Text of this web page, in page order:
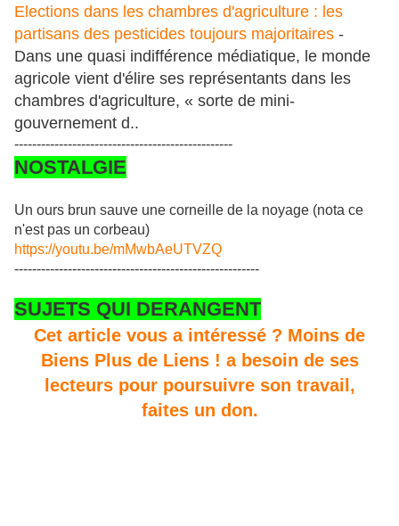
Elections dans les chambres d'agriculture : les
partisans des pesticides toujours majoritaires -
Dans une quasi indifférence médiatique, le monde
agricole vient d'élire ses représentants dans les
chambres d'agriculture, « sorte de mini-
gouvernement d..
-------------------------------------------------
NOSTALGIE
Un ours brun sauve une corneille de la noyage (nota ce
n'est pas un corbeau)
https://youtu.be/mMwbAeUTVZQ
-------------------------------------------------------
SUJETS QUI DERANGENT
Cet article vous a intéressé ? Moins de
Biens Plus de Liens ! a besoin de ses
lecteurs pour poursuivre son travail,
faites un don.